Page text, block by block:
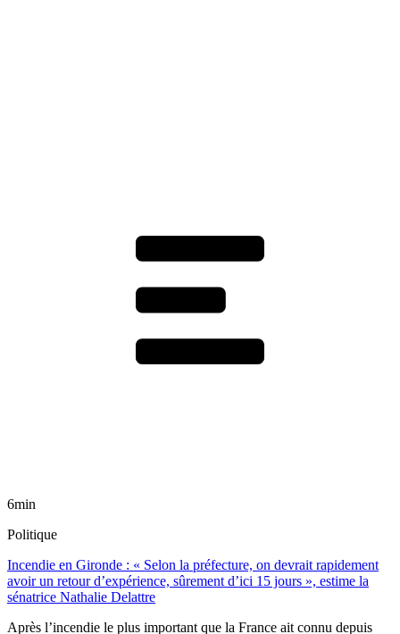
6min
Politique
Incendie en Gironde : « Selon la préfecture, on devrait rapidement
avoir un retour d’expérience, sûrement d’ici 15 jours », estime la
sénatrice Nathalie Delattre
Après l’incendie le plus important que la France ait connu depuis